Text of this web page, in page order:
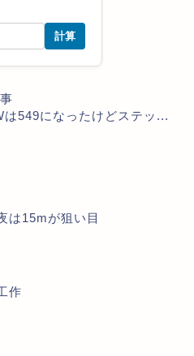
計算
549になったけどステッ...
は15mが狙い目
作